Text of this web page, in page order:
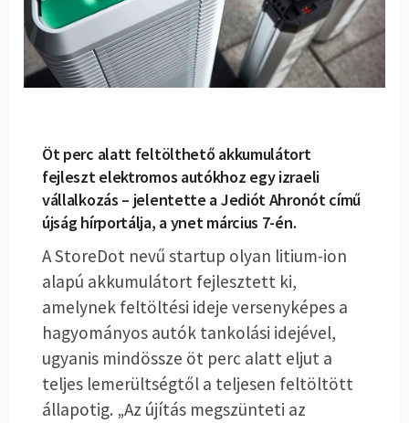
Öt perc alatt feltölthető akkumulátort
fejleszt elektromos autókhoz egy izraeli
vállalkozás – jelentette a Jediót Ahronót című
újság hírportálja, a ynet március 7-én.
A StoreDot nevű startup olyan litium-ion
alapú akkumulátort fejlesztett ki,
amelynek feltöltési ideje versenyképes a
hagyományos autók tankolási idejével,
ugyanis mindössze öt perc alatt eljut a
teljes lemerültségtől a teljesen feltöltött
állapotig. „Az újítás megszünteti az